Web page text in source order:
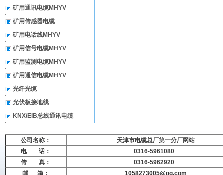
矿用通讯电缆MHYV
矿用传感器电缆
矿用电话线MHYV
矿用信号电缆MHYV
矿用监测电缆MHYV
矿用通信电缆MHYV
光纤光缆
光伏板接地线
KNX/EIB总线通讯电缆
公司名称：
天津市电缆总厂第一分厂网站
电 话：
0316-5961080
传 真：
0316-5962920
邮
箱：
1058273005@qq.com